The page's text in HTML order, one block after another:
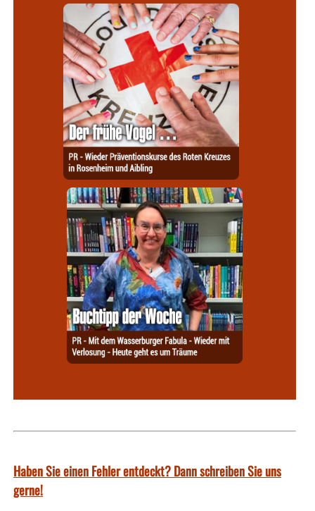
Haben Sie einen Fehler entdeckt? Dann schreiben Sie uns
gerne!